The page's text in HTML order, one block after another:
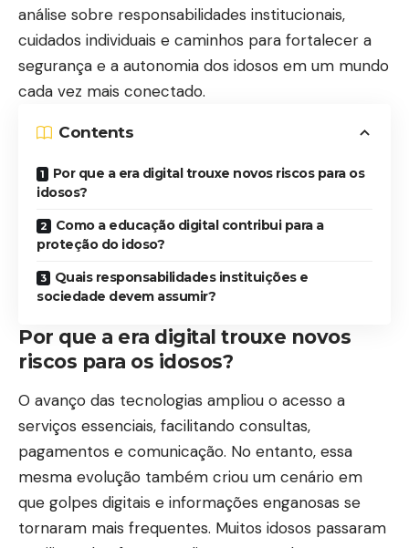
análise sobre responsabilidades institucionais,
cuidados individuais e caminhos para fortalecer a
segurança e a autonomia dos idosos em um mundo
cada vez mais conectado.
Contents
Por que a era digital trouxe novos riscos para os
idosos?
Como a educação digital contribui para a
proteção do idoso?
Quais responsabilidades instituições e
sociedade devem assumir?
Por que a era digital trouxe novos
riscos para os idosos?
O avanço das tecnologias ampliou o acesso a
serviços essenciais, facilitando consultas,
pagamentos e comunicação. No entanto, essa
mesma evolução também criou um cenário em
que golpes digitais e informações enganosas se
tornaram mais frequentes. Muitos idosos passaram